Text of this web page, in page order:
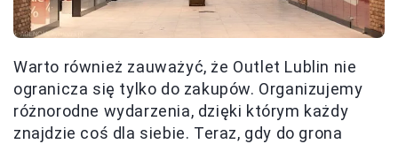
Warto również zauważyć, że Outlet Lublin nie
ogranicza się tylko do zakupów. Organizujemy
różnorodne wydarzenia, dzięki którym każdy
znajdzie coś dla siebie. Teraz, gdy do grona